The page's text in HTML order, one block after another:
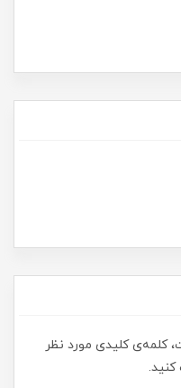
کلمه‌ی کلیدی مورد نظر